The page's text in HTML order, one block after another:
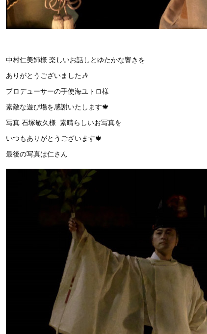
中村仁美姉様 楽しいお話しとゆたかな響きを
ありがとうございました🎶
プロデューサーの手使海ユトロ様
素敵な遊び場を感謝いたします🍁
写真 石塚敏久様 素晴らしいお写真を
いつもありがとうございます🍁
最後の写真は仁さん